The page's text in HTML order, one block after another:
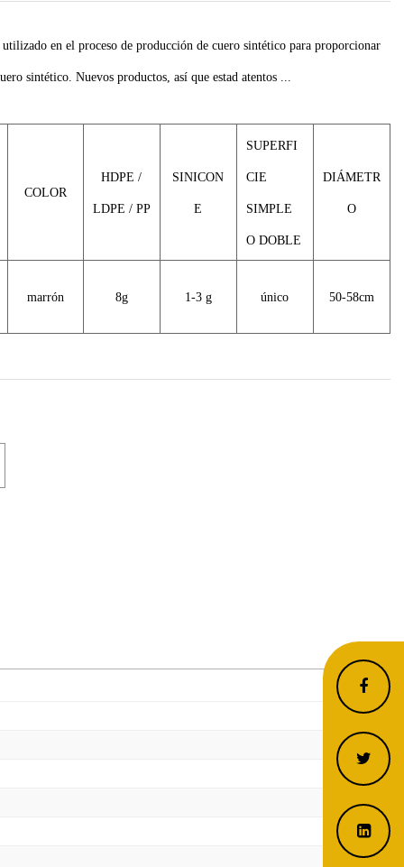
en el proceso de producción de cuero sintético para proporcionar
sintético. Nuevos productos, así que estad atentos ...
COLOR
HDPE /
LDPE / PP
SINICON
E
SUPERFI
CIE
SIMPLE
O DOBLE
DIÁMETR
O
marrón 8g 1-3 g único 50-58cm